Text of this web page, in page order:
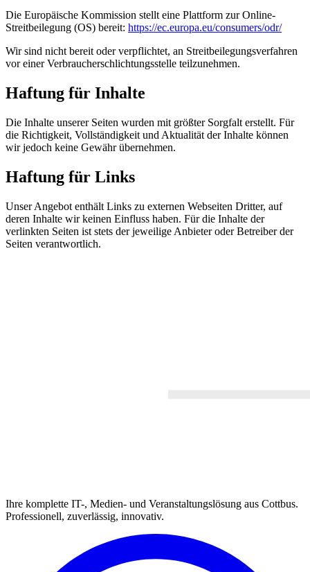
Die Europäische Kommission stellt eine Plattform zur Online-
Streitbeilegung (OS) bereit: https://ec.europa.eu/consumers/odr/
Wir sind nicht bereit oder verpflichtet, an Streitbeilegungsverfahren
vor einer Verbraucherschlichtungsstelle teilzunehmen.
Haftung für Inhalte
Die Inhalte unserer Seiten wurden mit größter Sorgfalt erstellt. Für
die Richtigkeit, Vollständigkeit und Aktualität der Inhalte können
wir jedoch keine Gewähr übernehmen.
Haftung für Links
Unser Angebot enthält Links zu externen Webseiten Dritter, auf
deren Inhalte wir keinen Einfluss haben. Für die Inhalte der
verlinkten Seiten ist stets der jeweilige Anbieter oder Betreiber der
Seiten verantwortlich.
Ihre komplette IT-, Medien- und Veranstaltungslösung aus Cottbus.
Professionell, zuverlässig, innovativ.